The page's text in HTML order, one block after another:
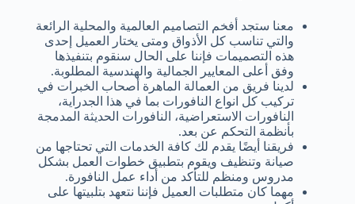
معنا ستجد أفخم التصاميم العالمية والمحلية الرائعة
والتي تناسب كل الأذواق ومتى يختار العميل إحدى
هذه التصميمات فإننا على الحال سنقوم بتنفيذها
وفق أعلى المعايير الجمالية والهندسية المطلوبة.
لدينا فريق من العمالة الماهرة أصحاب الخبرات في
تركيب كل انواع النافورات بما في هذا الجدراية،
النافورات الاستعراضية، النافورات الحديثة المدمجة
بأنظمة التحكم عن بعد.
فريقنا أيضًا يقدم لك كافة الخدمات التي تحتاجها من
صيانة وتنظيف ويقوم بتطبيق خطوات العمل بشكل
مدروس ومنظم للتأكد من أداء عمل النافورة.
مهما كان متطلبات العميل فإننا نتعهد بتلبيتها على